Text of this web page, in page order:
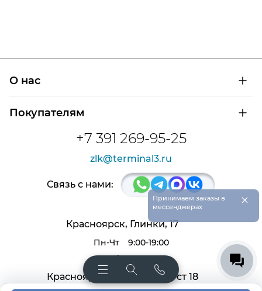
+7 391 269-95-25
zlk@terminal3.ru
О нас
Сертификаты на продукцию
Покупателям
Доставка и оплата
Расшифровка маркировки подшипников
Связь с нами:
Красноярск, Глинки, 17
Пн-Чт
9:00-19:00
Пт, Сб
9:00-18:00
Красноярск, Крас. раб. 27, ст 18
Принимаем заказы в
мессенджерах
×